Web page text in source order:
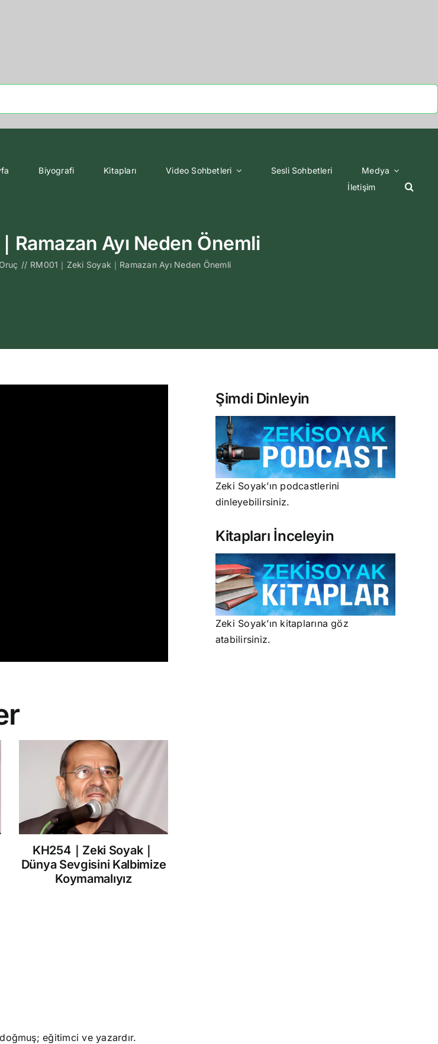
Biyografi Kitapları Video Sohbetleri Sesli Sohbetleri
Medya
İletişim
Ramazan Ayı Neden Önemli
// RM001｜Zeki Soyak｜Ramazan Ayı Neden Önemli
KH254｜Zeki Soyak｜
Dünya Sevgisini Kalbimize
Koymamalıyız
eğitimci ve yazardır.
Şimdi Dinleyin
Zeki Soyak’ın podcastlerini
dinleyebilirsiniz.
Kitapları İnceleyin
Zeki Soyak’ın kitaplarına göz
atabilirsiniz.